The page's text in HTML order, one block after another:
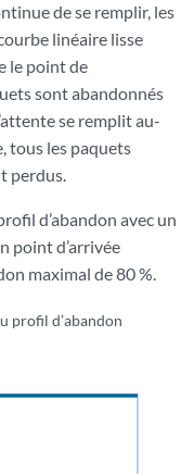
de se remplir, les
linéaire lisse
le point de
sont abandonnés
se remplit au-
tous les paquets
perdus.
d’abandon avec un
point d’arrivée
maximal de 80 %.
profil d’abandon